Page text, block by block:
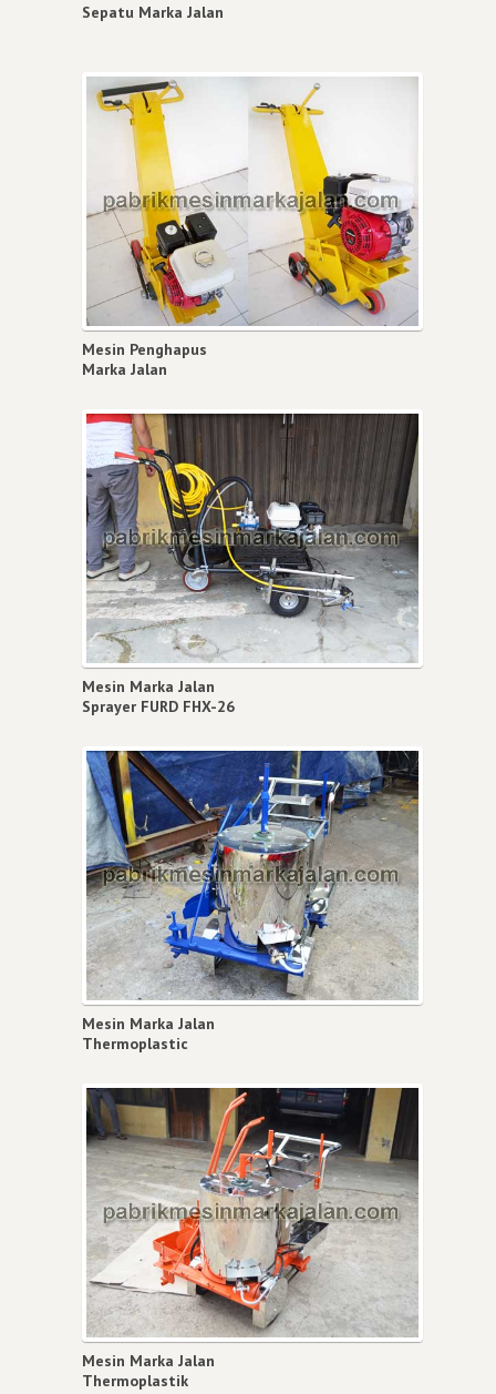
Sepatu Marka Jalan
Mesin Penghapus
Marka Jalan
Mesin Marka Jalan
Sprayer FURD FHX-26
Mesin Marka Jalan
Thermoplastic
Mesin Marka Jalan
Thermoplastik